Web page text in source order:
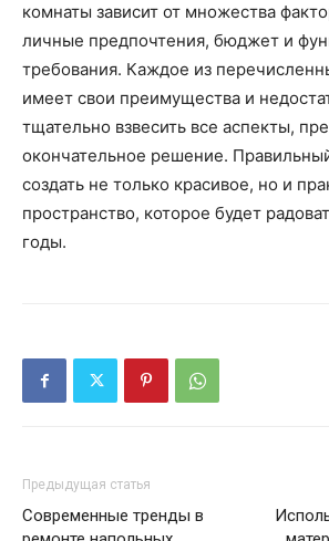
комнаты зависит от множества
личные предпочтения, бюджет и
требования. Каждое из
имеет свои преимущества и
тщательно взвесить все аспекты,
окончательное решение.
создать не только красивое, но и
пространство, которое будет
годы.
Предыдущая статья
Современные тренды в